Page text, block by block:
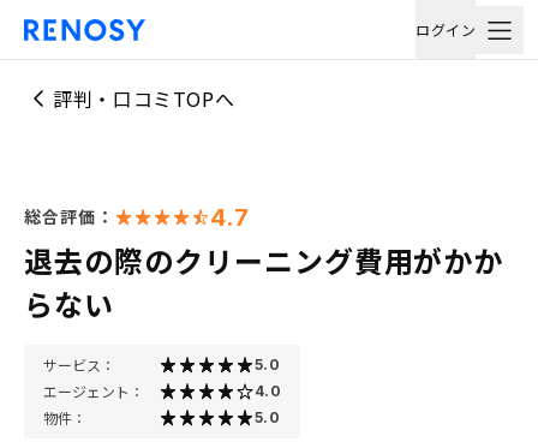
ログイン
評判・口コミTOPへ
総合評価： 4.7
退去の際のクリーニング費用がかか
らない
サービス： 5.0
エージェント： 4.0
物件： 5.0